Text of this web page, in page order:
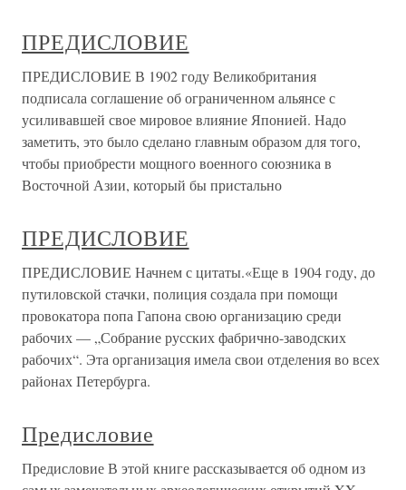
ПРЕДИСЛОВИЕ
ПРЕДИСЛОВИЕ В 1902 году Великобритания
подписала соглашение об ограниченном альянсе с
усиливавшей свое мировое влияние Японией. Надо
заметить, это было сделано главным образом для того,
чтобы приобрести мощного военного союзника в
Восточной Азии, который бы пристально
ПРЕДИСЛОВИЕ
ПРЕДИСЛОВИЕ Начнем с цитаты.«Еще в 1904 году, до
путиловской стачки, полиция создала при помощи
провокатора попа Гапона свою организацию среди
рабочих — „Собрание русских фабрично-заводских
рабочих“. Эта организация имела свои отделения во всех
районах Петербурга.
Предисловие
Предисловие В этой книге рассказывается об одном из